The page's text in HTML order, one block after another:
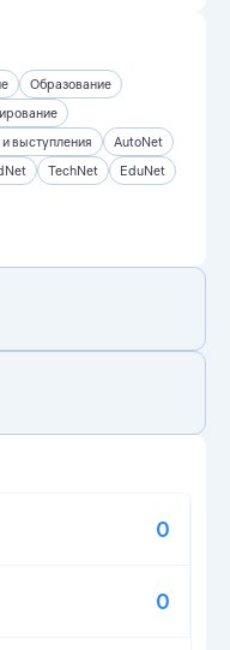
Образование
выступления
AutoNet
TechNet
EduNet
0
0